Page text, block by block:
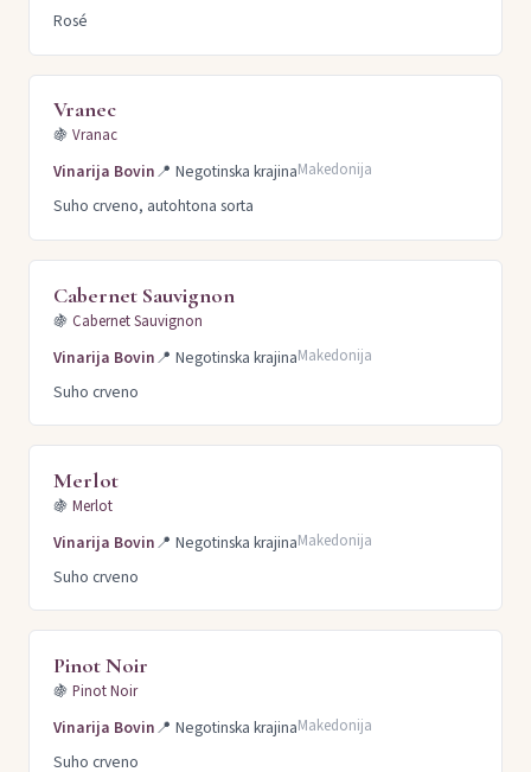
Rosé
Vranec
🍇 Vranac
Vinarija Bovin📍 Negotinska krajinaMakedonija
Suho crveno, autohtona sorta
Cabernet Sauvignon
🍇 Cabernet Sauvignon
Vinarija Bovin📍 Negotinska krajinaMakedonija
Suho crveno
Merlot
🍇 Merlot
Vinarija Bovin📍 Negotinska krajinaMakedonija
Suho crveno
Pinot Noir
🍇 Pinot Noir
Vinarija Bovin📍 Negotinska krajinaMakedonija
Suho crveno